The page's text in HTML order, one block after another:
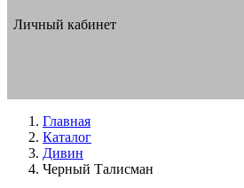
Личный кабинет
Главная
Каталог
Дивин
Черный Талисман